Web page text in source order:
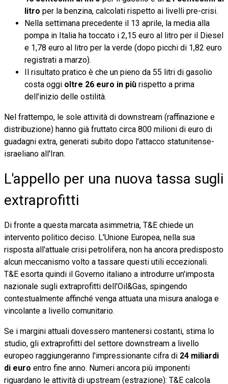
litro per la benzina, calcolati rispetto ai livelli pre-crisi.
Nella settimana precedente il 13 aprile, la media alla
pompa in Italia ha toccato i 2,15 euro al litro per il Diesel
e 1,78 euro al litro per la verde (dopo picchi di 1,82 euro
registrati a marzo).
Il risultato pratico è che un pieno da 55 litri di gasolio
costa oggi oltre 26 euro in più rispetto a prima
dell'inizio delle ostilità.
Nel frattempo, le sole attività di downstream (raffinazione e
distribuzione) hanno già fruttato circa 800 milioni di euro di
guadagni extra, generati subito dopo l'attacco statunitense-
israeliano all'Iran.
L'appello per una nuova tassa sugli
extraprofitti
Di fronte a questa marcata asimmetria, T&E chiede un
intervento politico deciso. L'Unione Europea, nella sua
risposta all'attuale crisi petrolifera, non ha ancora predisposto
alcun meccanismo volto a tassare questi utili eccezionali.
T&E esorta quindi il Governo italiano a introdurre un'imposta
nazionale sugli extraprofitti dell'Oil&Gas, spingendo
contestualmente affinché venga attuata una misura analoga e
vincolante a livello comunitario.
Se i margini attuali dovessero mantenersi costanti, stima lo
studio, gli extraprofitti del settore downstream a livello
europeo raggiungeranno l'impressionante cifra di 24 miliardi
di euro entro fine anno. Numeri ancora più imponenti
riguardano le attività di upstream (estrazione): T&E calcola